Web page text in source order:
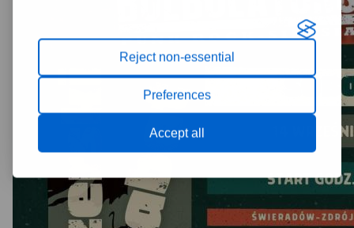
Reject non-essential
Preferences
Accept all